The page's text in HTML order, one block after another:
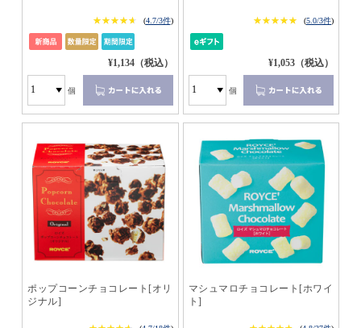
★★★★★
★★★★★ (4.7/3件)
¥1,134（税込）
個
★★★★★
★★★★★ (5.0/3件)
¥1,053（税込）
個
ポップコーンチョコレート[オリ
ジナル]
マシュマロチョコレート[ホワイ
ト]